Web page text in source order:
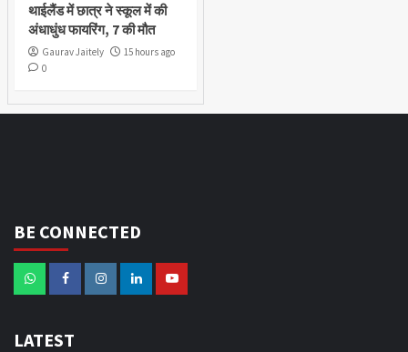
थाईलैंड में छात्र ने स्कूल में की
अंधाधुंध फायरिंग, 7 की मौत
Gaurav Jaitely
15 hours ago
0
BE CONNECTED
LATEST